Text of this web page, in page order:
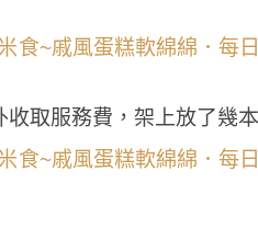
取服務費，架上放了幾